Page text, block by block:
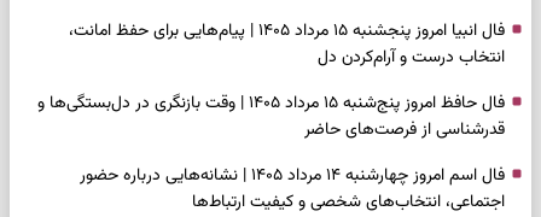
فال انبیا امروز پنجشنبه ۱۵ مرداد ۱۴۰۵ | پیام‌هایی برای حفظ امانت،
انتخاب درست و آرام‌کردن دل
فال حافظ امروز پنج‌شنبه ۱۵ مرداد ۱۴۰۵ | وقت بازنگری در دل‌بستگی‌ها و
قدرشناسی از فرصت‌های حاضر
فال اسم امروز چهارشنبه ۱۴ مرداد ۱۴۰۵ | نشانه‌هایی درباره حضور
اجتماعی، انتخاب‌های شخصی و کیفیت ارتباط‌ها